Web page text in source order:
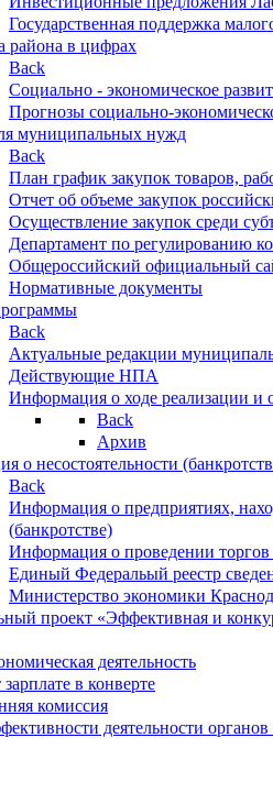
Государственная поддержка
района в цифрах
Back
Социально - экономическое
Прогнозы социально-
муниципальных нужд
Back
План график закупок товаров,
Отчет об объеме закупок
Осуществление закупок среди
Департамент по регулированию
Общероссийский официальный
Нормативные документы
Back
Актуальные редакции
Действующие НПА
Информация о ходе реализации
Back
Архив
о несостоятельности
Back
Информация о предприятиях,
(банкротстве)
Информация о проведении
Единый Федеральый реестр
Министерство экономики
проект «Эффективная и
деятельность
в конверте
комиссия
деятельности